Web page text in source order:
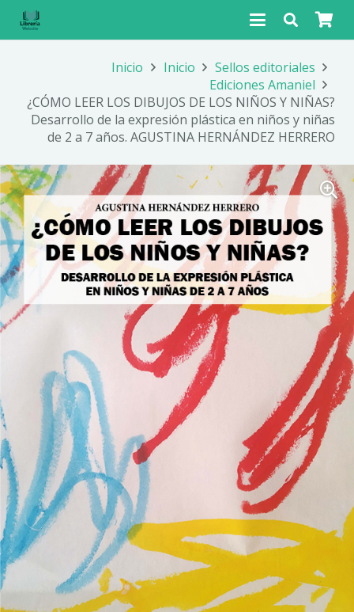
Inicio Inicio
Sellos editoriales
Ediciones Amaniel
¿CÓMO LEER LOS DIBUJOS DE LOS NIÑOS Y NIÑAS?
Desarrollo de la expresión plástica en niños y niñas
de 2 a 7 años. AGUSTINA HERNÁNDEZ HERRERO